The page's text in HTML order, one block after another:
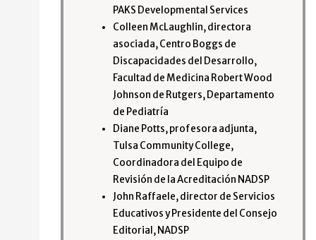
PAKS Developmental Services
Colleen McLaughlin, directora
asociada, Centro Boggs de
Discapacidades del Desarrollo,
Facultad de Medicina Robert Wood
Johnson de Rutgers, Departamento
de Pediatría
Diane Potts, profesora adjunta,
Tulsa Community College,
Coordinadora del Equipo de
Revisión de la Acreditación NADSP
John Raffaele, director de Servicios
Educativos y Presidente del Consejo
Editorial, NADSP